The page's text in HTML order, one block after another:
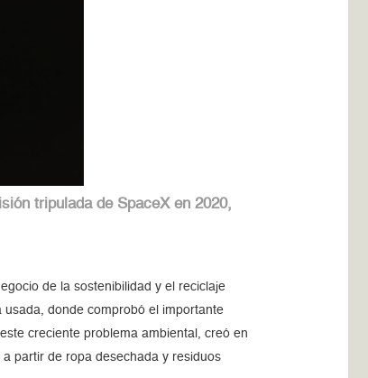
tripulada de SpaceX en 2020,
de la sostenibilidad y el reciclaje
donde comprobó el importante
creciente problema ambiental, creó en
partir de ropa desechada y residuos